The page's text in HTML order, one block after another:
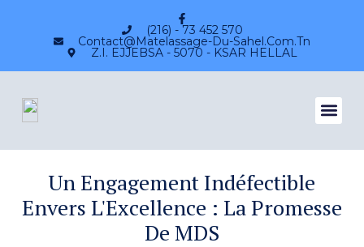
(216) - 73 452 570
Contact@matelassage-Du-Sahel.com.tn
Z.I. EJJEBSA - 5070 - KSAR HELLAL
Un Engagement Indéfectible
Envers L'Excellence : La Promesse
De MDS